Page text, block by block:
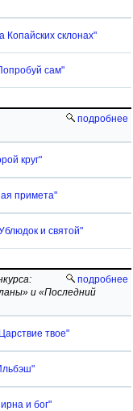
склонах"
сам"
подробнее
круг"
примета"
и святой"
подробнее
и «Последний
твое"
и бог"